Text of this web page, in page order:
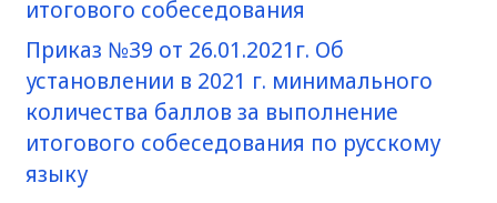
итогового собеседования
Приказ №39 от 26.01.2021г. Об
установлении в 2021 г. минимального
количества баллов за выполнение
итогового собеседования по русскому
языку